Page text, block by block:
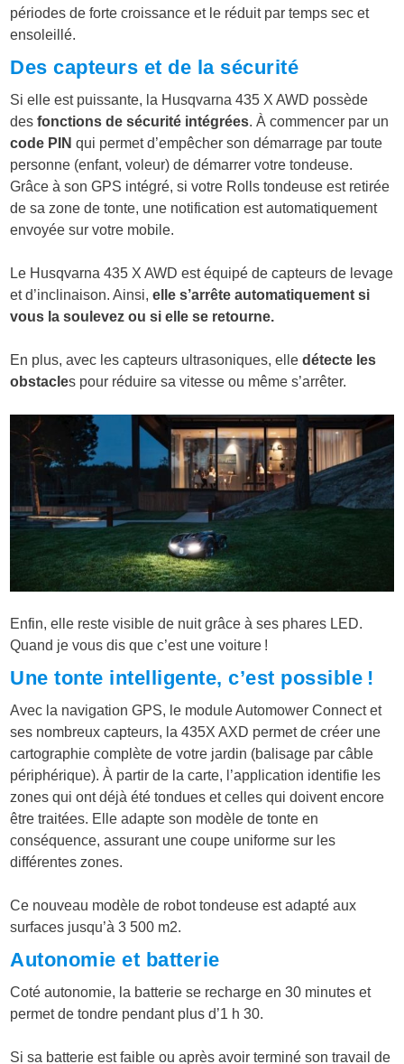
périodes de forte croissance et le réduit par temps sec et
ensoleillé.
Des capteurs et de la sécurité
Si elle est puissante, la Husqvarna 435 X AWD possède
desfonctions de sécurité intégrées. À commencer par un
code PIN qui permet d’empêcher son démarrage par toute
personne (enfant, voleur) de démarrer votre tondeuse.
Grâce à son GPS intégré, si votre Rolls tondeuse est retirée
de sa zone de tonte, une notification est automatiquement
envoyée sur votre mobile.
Le Husqvarna 435 X AWD est équipé de capteurs de levage
et d’inclinaison. Ainsi,elle s’arrête automatiquement si
vous la soulevez ou si elle se retourne.
En plus, avec les capteurs ultrasoniques, elledétecte les
obstacles pour réduire sa vitesse ou même s’arrêter.
Enfin, elle reste visible de nuit grâce à ses phares LED.
Quand je vous dis que c’est une voiture !
Une tonte intelligente, c’est possible !
Avec la navigation GPS, le module Automower Connect et
ses nombreux capteurs, la 435X AXD permet de créer une
cartographie complète de votre jardin (balisage par câble
périphérique). À partir de la carte, l’application identifie les
zones qui ont déjà été tondues et celles qui doivent encore
être traitées. Elle adapte son modèle de tonte en
conséquence, assurant une coupe uniforme sur les
différentes zones.
Ce nouveau modèle de robot tondeuse est adapté aux
surfaces jusqu’à 3 500 m2.
Autonomie et batterie
Coté autonomie, la batterie se recharge en 30 minutes et
permet de tondre pendant plus d’1 h 30.
Si sa batterie est faible ou après avoir terminé son travail de